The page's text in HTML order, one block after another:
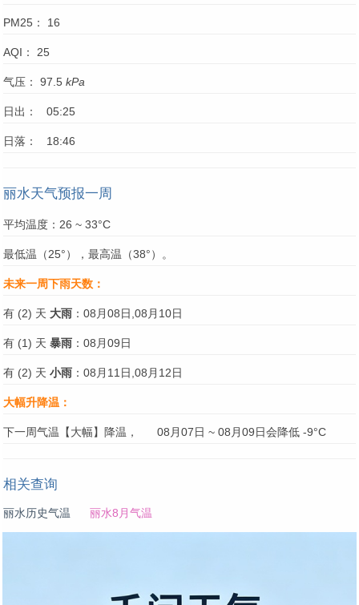
PM25： 16
AQI： 25
气压： 97.5 kPa
日出： 05:25
日落： 18:46
丽水天气预报一周
平均温度：26 ~ 33°C
最低温（25°），最高温（38°）。
未来一周下雨天数：
有 (2) 天 大雨 ：08月08日,08月10日
有 (1) 天 暴雨 ：08月09日
有 (2) 天 小雨 ：08月11日,08月12日
大幅升降温：
下一周气温【大幅】降温， 08月07日 ~ 08月09日会降低 -9°C
相关查询
丽水历史气温 丽水8月气温